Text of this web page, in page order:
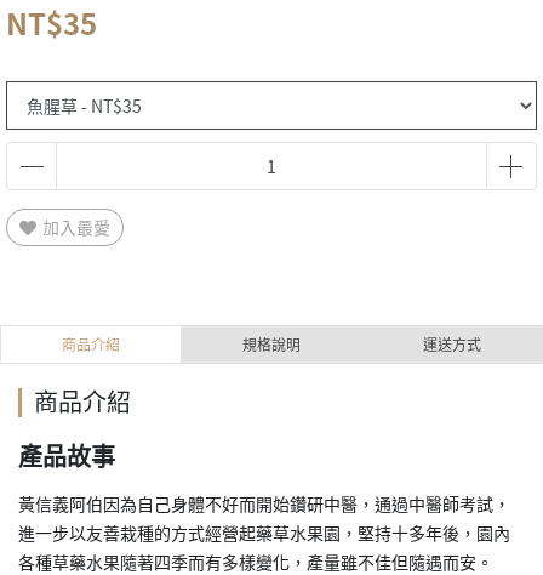
NT$35
加入最愛
商品介紹 規格說明 運送方式
商品介紹
產品故事
黃信義阿伯因為自己身體不好而開始鑽研中醫，通過中醫師考試，
進一步以友善栽種的方式經營起藥草水果園，堅持十多年後，園內
各種草藥水果隨著四季而有多樣變化，產量雖不佳但隨遇而安。